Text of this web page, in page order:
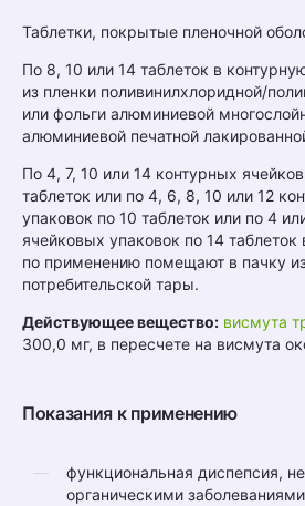
Таблетки, покрытые пленочной
По 8, 10 или 14 таблеток в
из пленки поливинилхлоридной/
или фольги алюминиевой
алюминиевой печатной
По 4, 7, 10 или 14 контурных
таблеток или по 4, 6, 8, 10 или 12
упаковок по 10 таблеток или по 4
ячейковых упаковок по 14
по применению помещают в пачку
потребительской тары.
Действующее вещество: висмута
300,0 мг, в пересчете на висмута
Показания к применению
функциональная диспепсия,
органическими